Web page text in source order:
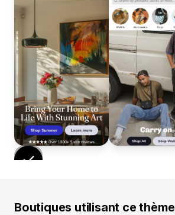
Boutiques utilisant ce thème